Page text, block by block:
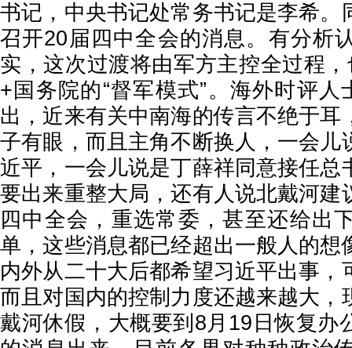
书记，中央书记处常务书记是李希。
召开20届四中全会的消息。有分析
实，这次过渡将由军方主控全过程
+国务院的“督军模式”。海外时评
出，近来有关中南海的传言不绝于耳
子有眼，而且主角不断换人，一会儿
近平，一会儿说是丁薛祥同意接任总
要出来重整大局，还有人说北戴河建
四中全会，重选常委，甚至还给出
单，这些消息都已经超出一般人的想
内外从二十大后都希望习近平出事，
而且对国内的控制力度还越来越大，
戴河休假，大概要到8月19日恢复办